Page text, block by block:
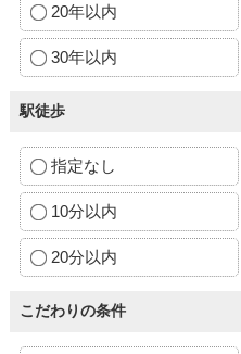
20年以内
30年以内
駅徒歩
指定なし
10分以内
20分以内
こだわりの条件